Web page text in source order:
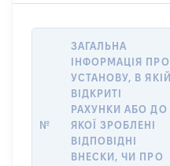
№
ЗАГАЛЬНА
ІНФОРМАЦІЯ ПРО
УСТАНОВУ, В ЯКІЙ
ВІДКРИТІ
РАХУНКИ АБО ДО
ЯКОЇ ЗРОБЛЕНІ
ВІДПОВІДНІ
ВНЕСКИ, ЧИ ПРО